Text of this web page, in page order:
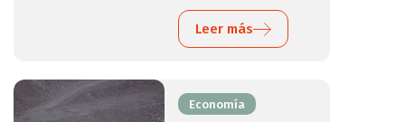
Leer más
Economía